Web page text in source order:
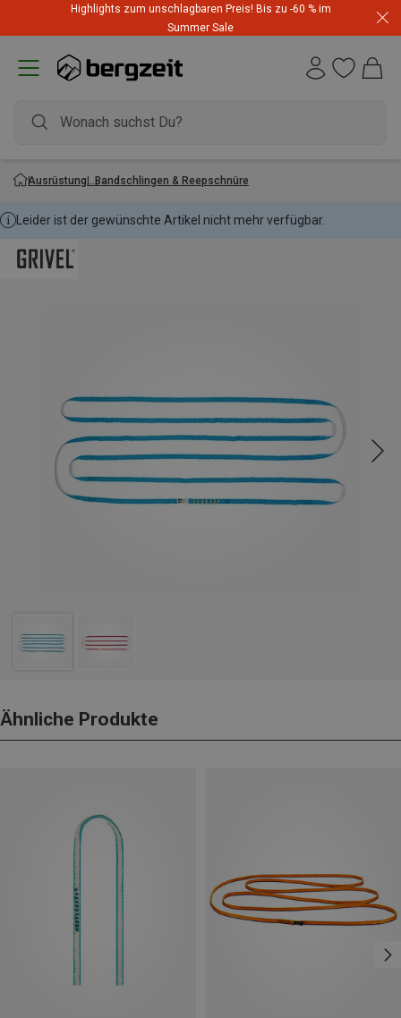
Highlights zum unschlagbaren Preis! Bis zu -60 % im
Summer Sale
Ausrüstung Bandschlingen & Reepschnüre
Leider ist der gewünschte Artikel nicht mehr verfügbar.
Ähnliche Produkte